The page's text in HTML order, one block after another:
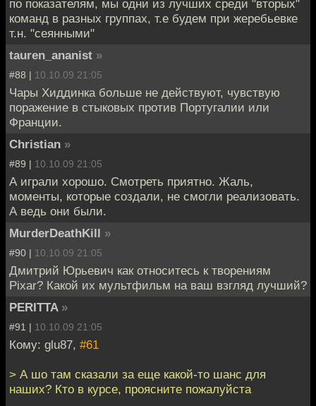
по показателям, мы одни из лучших среди "вторых"
команд в разных группах, т.е будем при жеребьевке
т.н. "сеянными"
tauren_ananist »
#88 | 10.10.09 21:05
Чары Хиддинка больше не действуют, чувствую
поражение в стыковых против Португалии или
Франции.
Christian »
#89 | 10.10.09 21:05
А играли хорошо. Смотреть приятно. Жаль,
моменты, которые создали, не смогли реализовать.
А ведь они были.
MurderDeathKill »
#90 | 10.10.09 21:05
Дмитрий Юрьевич как относитесь к творениям
Pixar? Какой их мультфильм на ваш взгляд лучший?
PERITTA »
#91 | 10.10.09 21:05
Кому: glu87, #61
> А шо там сказали за еще какой-то шанс для
наших? Кто в курсе, проясните пожалуйста